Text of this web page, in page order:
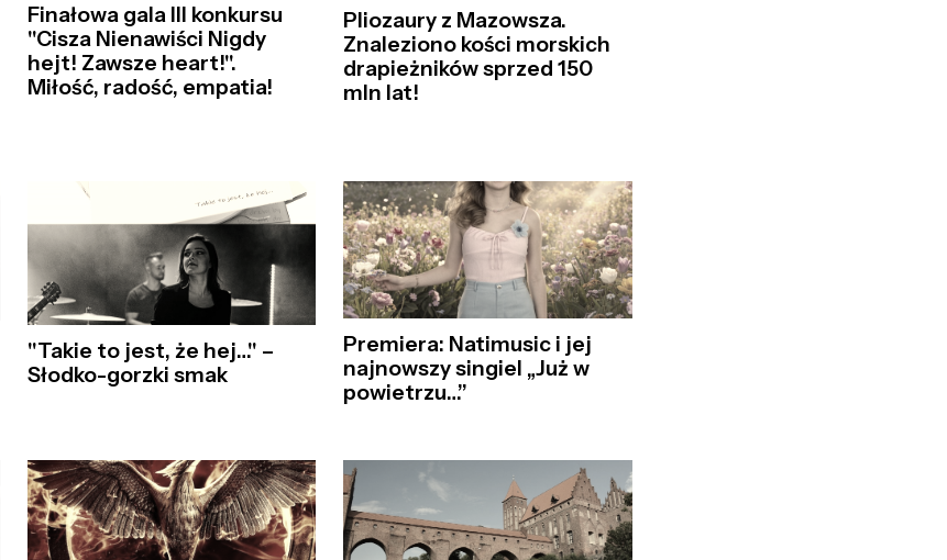
Finałowa gala III konkursu
"Cisza Nienawiści Nigdy
hejt! Zawsze heart!".
Miłość, radość, empatia!
Pliozaury z Mazowsza.
Znaleziono kości morskich
drapieżników sprzed 150
mln lat!
"Takie to jest, że hej…" –
Słodko-gorzki smak
Premiera: Natimusic i jej
najnowszy singiel „Już w
powietrzu…”